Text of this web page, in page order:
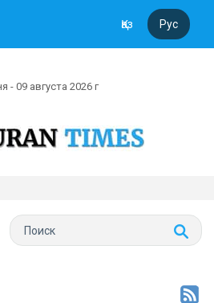
Қаз Рус
- 09 августа 2026 г